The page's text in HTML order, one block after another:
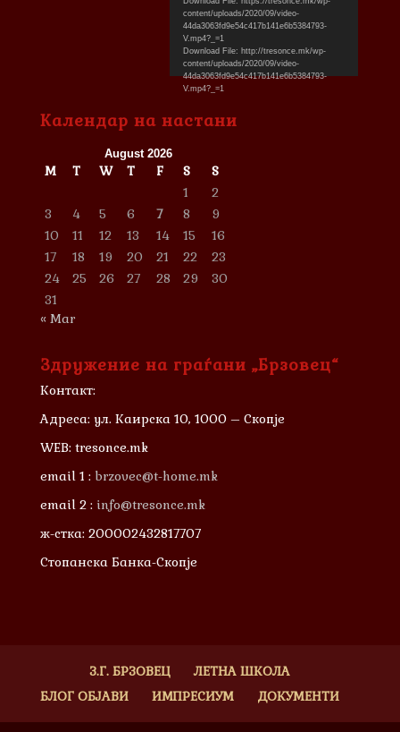
content/uploads/2020/09/video-
44da3063fd9e54c417b141e6b5384793-
V.mp4?_=1
Download File: http://tresonce.mk/wp-
content/uploads/2020/09/video-
44da3063fd9e54c417b141e6b5384793-
V.mp4?_=1
Календар на настани
August 2026
M T W T F S
S
1
2
3
4 5 6 7 8
9
10
11 12 13 14 15
16
17
18 19 20 21 22
23
24
25 26 27 28 29
30
31
« Mar
Здружение на граѓани „Брзовец“
Контакт:
Адреса: ул. Каирска 10, 1000 – Скопје
WEB: tresonce.mk
email 1 : brzovec@t-home.mk
email 2 : info@tresonce.mk
ж-стка: 200002432817707
Стопанска Банка-Скопје
З.Г. БРЗОВЕЦ
ЛЕТНА ШКОЛА
БЛОГ ОБЈАВИ
ИМПРЕСИУМ ДОКУМЕНТИ